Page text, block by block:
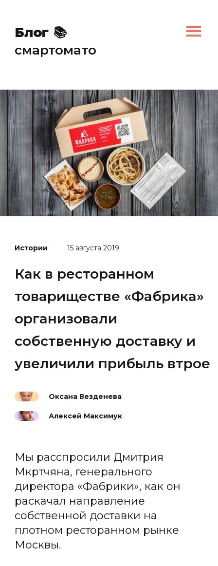
Блог 📚
смартомато
Истории 15 августа 2019
Как в ресторанном
товариществе «Фабрика»
организовали
собственную доставку и
увеличили прибыль втрое
Оксана Везденева
Алексей Максимук
Мы расспросили Дмитрия
Мкртчяна, генерального
директора «Фабрики», как он
раскачал направление
собственной доставки на
плотном ресторанном рынке
Москвы.